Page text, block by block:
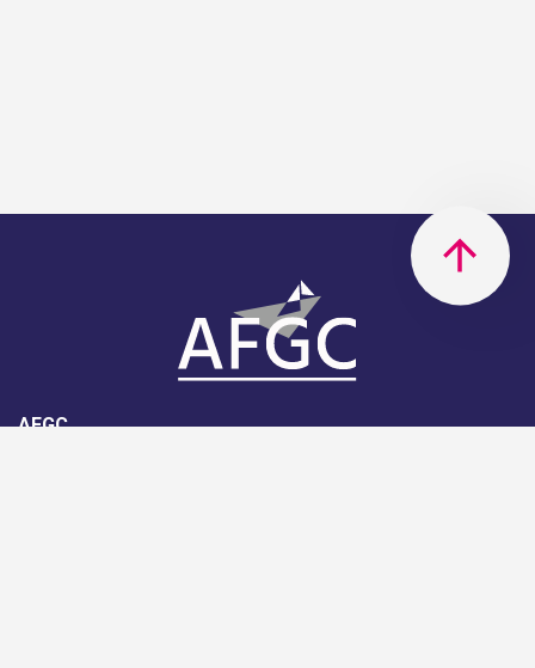
AFGC